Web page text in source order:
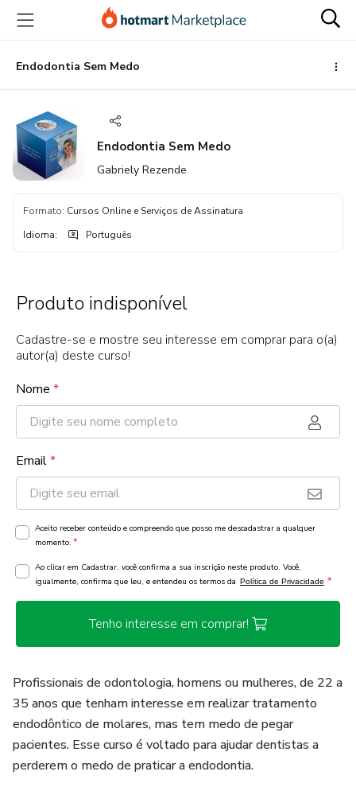
para
conteúdo
principal
para
pagamento
para
rodapé
Endodontia Sem Medo
Endodontia Sem Medo
Gabriely Rezende
Formato: Cursos Online e Serviços de Assinatura
Idioma: Português
Produto indisponível
Cadastre-se e mostre seu interesse em comprar para o(a)
autor(a) deste curso!
Nome *
Email*
Aceito receber conteúdo e compreendo que posso me descadastrar a qualquer
momento. *
Ao clicar em Cadastrar, você confirma a sua inscrição neste produto. Você,
igualmente, confirma que leu, e entendeu os termos da Política de Privacidade *
Tenho interesse em comprar!
Profissionais de odontologia, homens ou mulheres, de 22 a
35 anos que tenham interesse em realizar tratamento
endodôntico de molares, mas tem medo de pegar
pacientes. Esse curso é voltado para ajudar dentistas a
perderem o medo de praticar a endodontia.